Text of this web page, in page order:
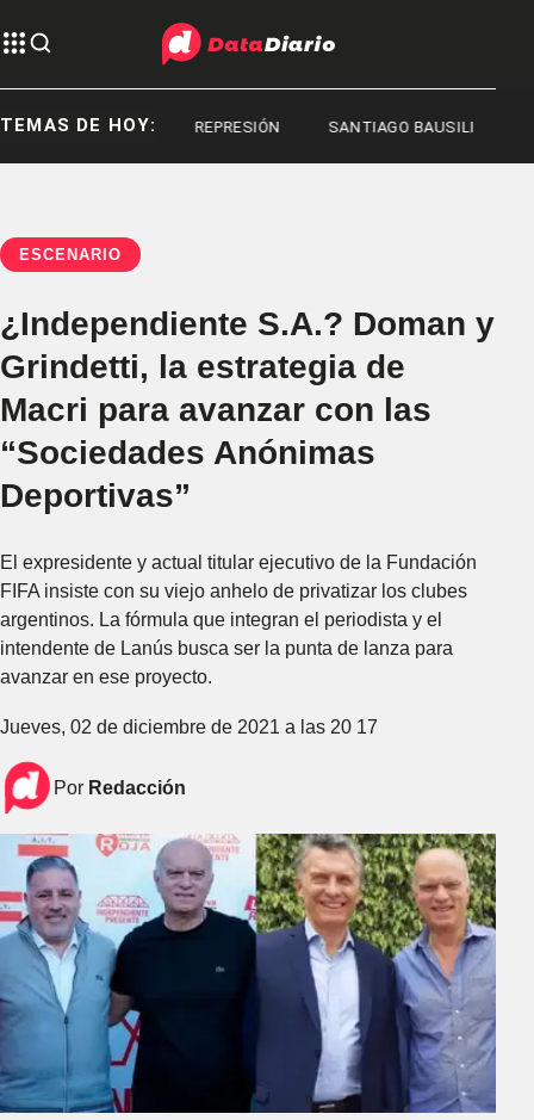
TEMAS DE HOY:
REPRESIÓN REPRESIÓN SANTIAGO BAUSILI
ESCENARIO
¿Independiente S.A.? Doman y
Grindetti, la estrategia de
Macri para avanzar con las
“Sociedades Anónimas
Deportivas”
El expresidente y actual titular ejecutivo de la Fundación
FIFA insiste con su viejo anhelo de privatizar los clubes
argentinos. La fórmula que integran el periodista y el
intendente de Lanús busca ser la punta de lanza para
avanzar en ese proyecto.
Jueves, 02 de diciembre de 2021 a las 20 17
Por Redacción